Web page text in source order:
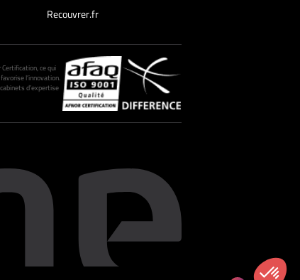
Recouvrer.fr
ce qui
l’innovation.
d’expertise